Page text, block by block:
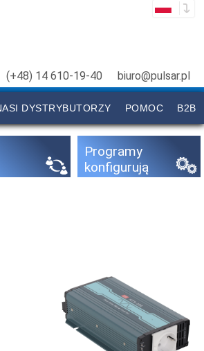
(+48) 14 610-19-40 biuro@pulsar.pl
DYSTRYBUTORZY POMOC B2B
Programy
konfigurują